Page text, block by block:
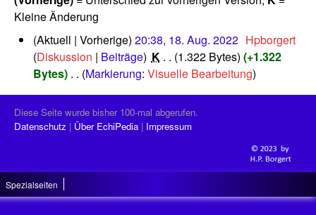
Kleine Änderung
u
g
u
2
0
2
Aktuell Vorherige 20:38, 18. Aug. 2022‎ Hpborgert
Diskussion
Beiträge K 1.322 Bytes
+1.322
Bytes ‎
i
B
e
Markierung: Visuelle Bearbeitung
Diese Seite wurde bisher 100-mal abgerufen.
Datenschutz
Über EchiPedia Impressum
Spezialseiten